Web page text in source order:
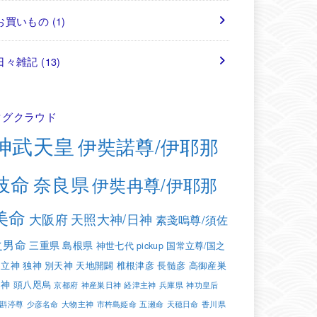
買いもの (1)
々雑記 (13)
クラウド
武天皇 伊奘諾尊/伊耶那
命奈良県伊奘冉尊/伊耶那
命 大阪府天照大神/日神 素戔嗚尊/須佐
命 三重県 島根県 神世七代 pickup 国常立尊/国之
神 独神 別天神 天地開闢 椎根津彦 長髄彦 高御産巣
頭八咫烏 京都府 神産巣日神 経津主神 兵庫県 神功皇后
渟尊 少彦名命 大物主神 市杵島姫命 五瀬命 天穂日命 香川県